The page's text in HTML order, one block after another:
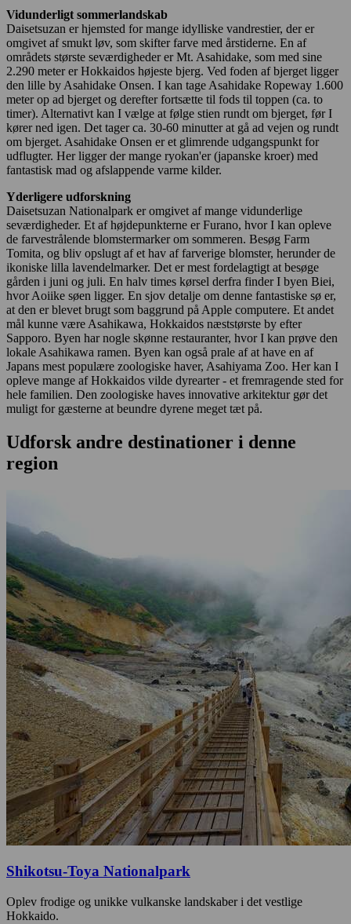
Vidunderligt sommerlandskab
Daisetsuzan er hjemsted for mange idylliske vandrestier, der er
omgivet af smukt løv, som skifter farve med årstiderne. En af
områdets største seværdigheder er Mt. Asahidake, som med sine
2.290 meter er Hokkaidos højeste bjerg. Ved foden af bjerget ligger
den lille by Asahidake Onsen. I kan tage Asahidake Ropeway 1.600
meter op ad bjerget og derefter fortsætte til fods til toppen (ca. to
timer). Alternativt kan I vælge at følge stien rundt om bjerget, før I
kører ned igen. Det tager ca. 30-60 minutter at gå ad vejen og rundt
om bjerget. Asahidake Onsen er et glimrende udgangspunkt for
udflugter. Her ligger der mange ryokan'er (japanske kroer) med
fantastisk mad og afslappende varme kilder.
Yderligere udforskning
Daisetsuzan Nationalpark er omgivet af mange vidunderlige
seværdigheder. Et af højdepunkterne er Furano, hvor I kan opleve
de farvestrålende blomstermarker om sommeren. Besøg Farm
Tomita, og bliv opslugt af et hav af farverige blomster, herunder de
ikoniske lilla lavendelmarker. Det er mest fordelagtigt at besøge
gården i juni og juli. En halv times kørsel derfra finder I byen Biei,
hvor Aoiike søen ligger. En sjov detalje om denne fantastiske sø er,
at den er blevet brugt som baggrund på Apple computere. Et andet
mål kunne være Asahikawa, Hokkaidos næststørste by efter
Sapporo. Byen har nogle skønne restauranter, hvor I kan prøve den
lokale Asahikawa ramen. Byen kan også prale af at have en af
Japans mest populære zoologiske haver, Asahiyama Zoo. Her kan I
opleve mange af Hokkaidos vilde dyrearter - et fremragende sted for
hele familien. Den zoologiske haves innovative arkitektur gør det
muligt for gæsterne at beundre dyrene meget tæt på.
Udforsk andre destinationer i denne
region
Shikotsu-Toya Nationalpark
Oplev frodige og unikke vulkanske landskaber i det vestlige
Hokkaido.